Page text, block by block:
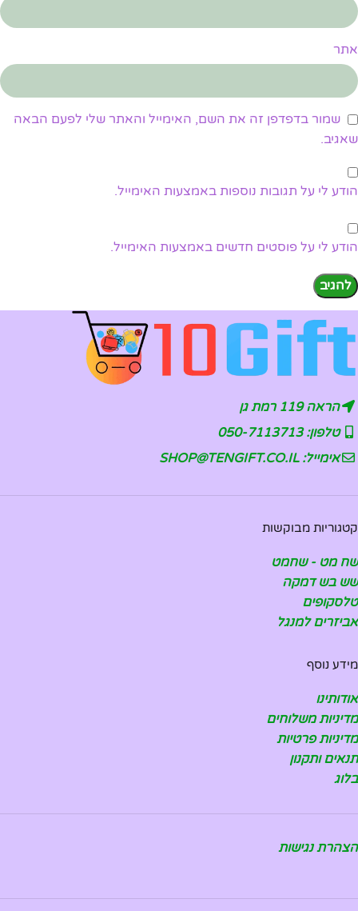
אתר
שמור בדפדפן זה את השם, האימייל והאתר שלי לפעם הבאה
שאגיב.
הודע לי על תגובות נוספות באמצעות האימייל.
הודע לי על פוסטים חדשים באמצעות האימייל.
הראה 119 רמת גן
טלפון: 050-7113713
אימייל: SHOP@TENGIFT.CO.IL
קטגוריות מבוקשות
שח מט - שחמט
שש בש דמקה
טלסקופים
אביזרים למנגל
מידע נוסף
אודותינו
מדיניות משלוחים
מדיניות פרטיות
תנאים ותקנון
בלוג
הצהרת נגישות